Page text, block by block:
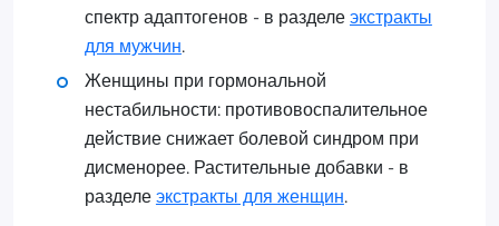
спектр адаптогенов - в разделе экстракты
для мужчин.
Женщины при гормональной
нестабильности: противовоспалительное
действие снижает болевой синдром при
дисменорее. Растительные добавки - в
разделе экстракты для женщин.